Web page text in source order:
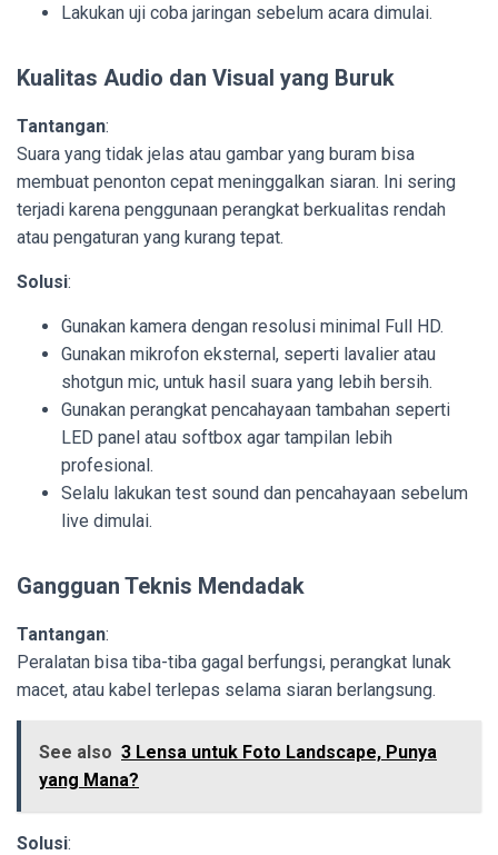
Lakukan uji coba jaringan sebelum acara dimulai.
Kualitas Audio dan Visual yang Buruk
Tantangan:
Suara yang tidak jelas atau gambar yang buram bisa
membuat penonton cepat meninggalkan siaran. Ini sering
terjadi karena penggunaan perangkat berkualitas rendah
atau pengaturan yang kurang tepat.
Solusi:
Gunakan kamera dengan resolusi minimal Full HD.
Gunakan mikrofon eksternal, seperti lavalier atau
shotgun mic, untuk hasil suara yang lebih bersih.
Gunakan perangkat pencahayaan tambahan seperti
LED panel atau softbox agar tampilan lebih
profesional.
Selalu lakukan test sound dan pencahayaan sebelum
live dimulai.
Gangguan Teknis Mendadak
Tantangan:
Peralatan bisa tiba-tiba gagal berfungsi, perangkat lunak
macet, atau kabel terlepas selama siaran berlangsung.
See also 3 Lensa untuk Foto Landscape, Punya
yang Mana?
Solusi: